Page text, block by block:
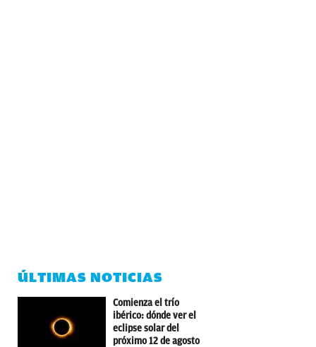
ÚLTIMAS NOTICIAS
Comienza el trío
ibérico: dónde ver el
eclipse solar del
próximo 12 de agosto